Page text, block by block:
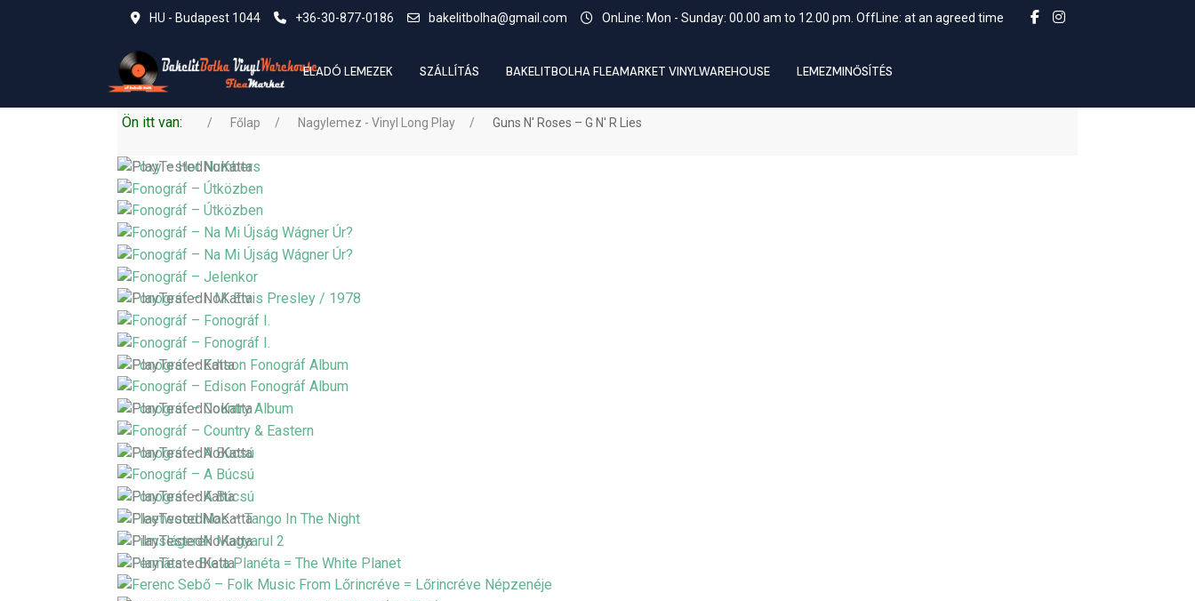
HU - Budapest 1044 +36-30-877-0186 bakelitbolha@gmail.com OnLine: Mon - Sunday: 00.00 am to 12.00 pm. OffLine: at an agreed time
ELADÓ LEMEZEK SZÁLLÍTÁS BAKELITBOLHA FLEAMARKET VINYLWAREHOUSE LEMEZMINŐSÍTÉS
Ön itt van: Főlap Nagylemez - Vinyl Long Play Guns N' Roses – G N' R Lies